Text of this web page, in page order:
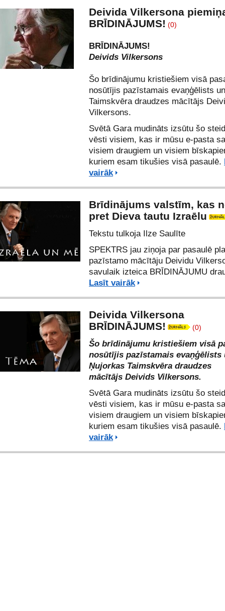
Deivida Vilkersona
BRĪDINĀJUMS! (0)
BRĪDINĀJUMS!
Deivids Vilkersons
Šo brīdinājumu kristiešiem visā
nosūtījis pazīstamais evaņģēlists
Taimskvēra draudzes mācītājs
Vilkersons.
Svētā Gara mudināts izsūtu šo
vēsti visiem, kas ir mūsu e-pasta
visiem draugiem un visiem
kuriem esam tikušies visā pasaulē.
vairāk
Brīdinājums valstīm, kas
pret Dieva tautu Izraēlu
Tekstu tulkoja Ilze Saulīte
SPEKTRS jau ziņoja par pasaulē
pazīstamo mācītāju Deividu
savulaik izteica BRĪDINĀJUMU
Lasīt vairāk
Deivida Vilkersona
BRĪDINĀJUMS!
(0)
Šo brīdinājumu kristiešiem visā
nosūtījis pazīstamais evaņģēlists
Ņujorkas Taimskvēra draudzes
mācītājs Deivids Vilkersons.
Svētā Gara mudināts izsūtu šo
vēsti visiem, kas ir mūsu e-pasta
visiem draugiem un visiem
kuriem esam tikušies visā pasaulē.
vairāk